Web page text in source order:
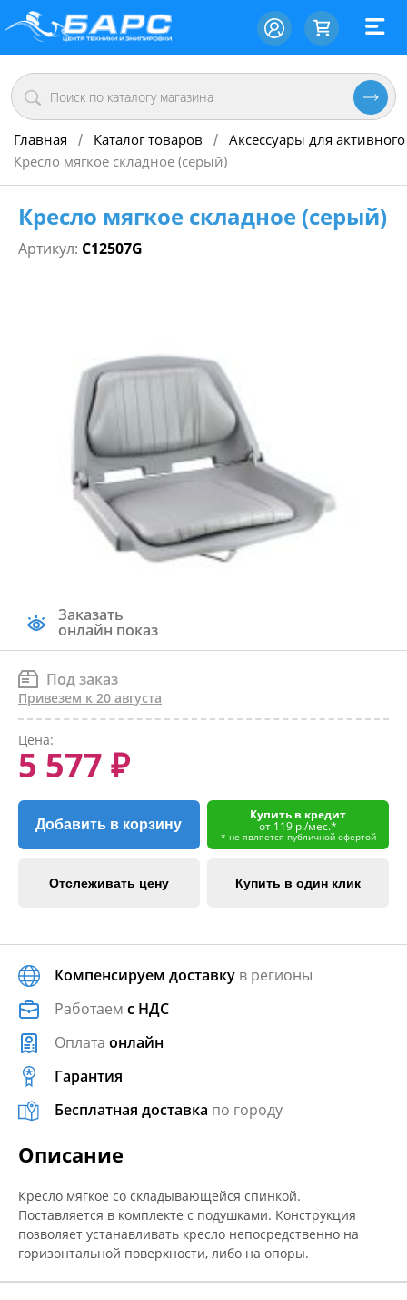
Главная / Каталог товаров / Аксессуары для
Кресло мягкое складное (серый)
Кресло мягкое складное (серый)
Артикул: C12507G
Заказать
онлайн показ
Под заказ
Привезем к 20 августа
Цена:
5 577 ₽
Добавить в корзину
Купить в кредит
от 119 р./мес.*
* не является публичной офертой
Отслеживать цену Купить в один клик
Компенсируем доставку в регионы
Работаем с НДС
Оплата онлайн
Гарантия
Бесплатная доставка по городу
Описание
Кресло мягкое со складывающейся спинкой.
Поставляется в комплекте с подушками. Конструкция
позволяет устанавливать кресло непосредственно на
горизонтальной поверхности, либо на опоры.